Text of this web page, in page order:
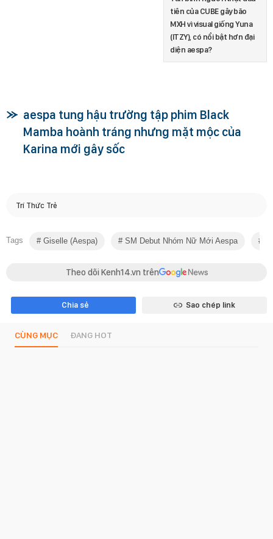
tiên của CUBE gây bão
MXH vì visual giống Yuna
(ITZY), có nổi bật hơn đại
diện aespa?
aespa tung hậu trường tập phim Black
Mamba hoành tráng nhưng mặt mộc của
Karina mới gây sốc
Trí Thức Trẻ
Tags Giselle (aespa) SM Debut Nhóm Nữ Mới Aespa
Theo dõi Kenh14.vn trên
Chia sẻ Sao chép link
CÙNG MỤC ĐANG HOT